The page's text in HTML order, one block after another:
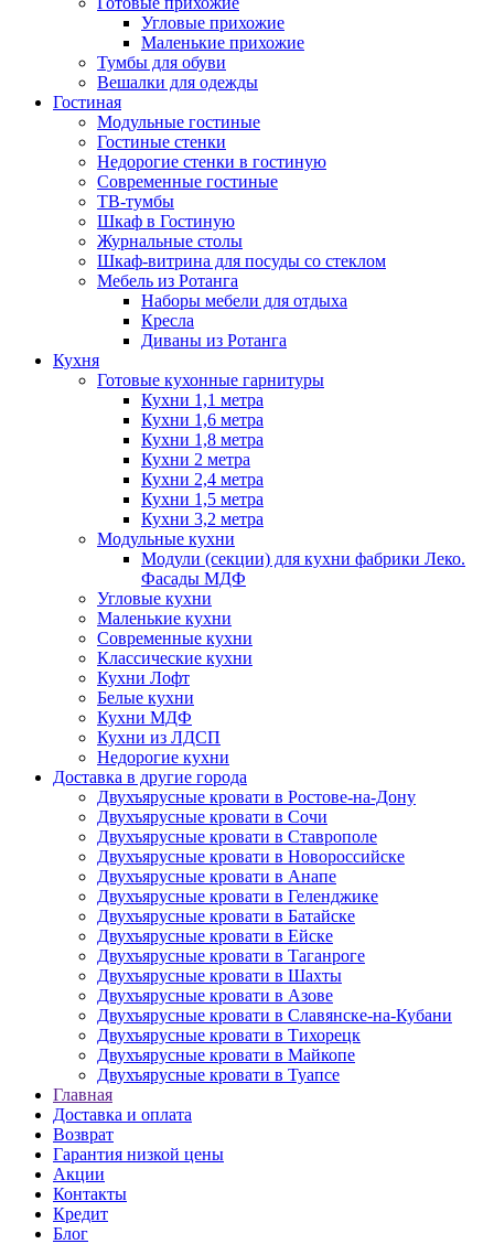
Угловые прихожие
Маленькие прихожие
Тумбы для обуви
Вешалки для одежды
Гостиная
Модульные гостиные
Гостиные стенки
Недорогие стенки в гостиную
Современные гостиные
ТВ-тумбы
Шкаф в Гостиную
Журнальные столы
Шкаф-витрина для посуды со стеклом
Мебель из Ротанга
Наборы мебели для отдыха
Кресла
Диваны из Ротанга
Кухня
Готовые кухонные гарнитуры
Кухни 1,1 метра
Кухни 1,6 метра
Кухни 1,8 метра
Кухни 2 метра
Кухни 2,4 метра
Кухни 1,5 метра
Кухни 3,2 метра
Модульные кухни
Модули (секции) для кухни фабрики Леко.
Фасады МДФ
Угловые кухни
Маленькие кухни
Современные кухни
Классические кухни
Кухни Лофт
Белые кухни
Кухни МДФ
Кухни из ЛДСП
Недорогие кухни
Доставка в другие города
Двухъярусные кровати в Ростове-на-Дону
Двухъярусные кровати в Сочи
Двухъярусные кровати в Ставрополе
Двухъярусные кровати в Новороссийске
Двухъярусные кровати в Анапе
Двухъярусные кровати в Геленджике
Двухъярусные кровати в Батайске
Двухъярусные кровати в Ейске
Двухъярусные кровати в Таганроге
Двухъярусные кровати в Шахты
Двухъярусные кровати в Азове
Двухъярусные кровати в Славянске-на-Кубани
Двухъярусные кровати в Тихорецк
Двухъярусные кровати в Майкопе
Двухъярусные кровати в Туапсе
Главная
Доставка и оплата
Возврат
Гарантия низкой цены
Акции
Контакты
Кредит
Блог